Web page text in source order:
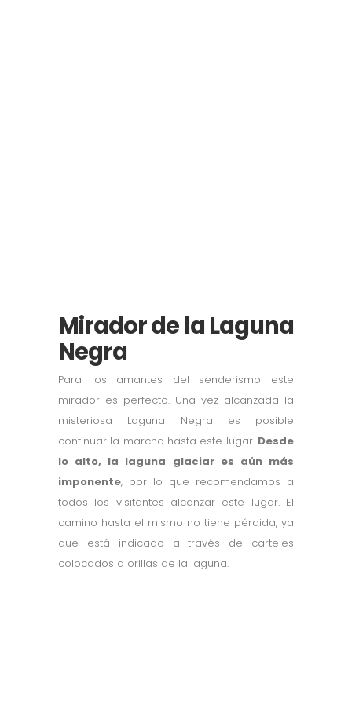
Mirador de la Laguna
Negra
Para los amantes del senderismo este
mirador es perfecto. Una vez alcanzada la
misteriosa Laguna Negra es posible
continuar la marcha hasta este lugar. Desde
lo alto, la laguna glaciar es aún más
imponente, por lo que recomendamos a
todos los visitantes alcanzar este lugar. El
camino hasta el mismo no tiene pérdida, ya
que está indicado a través de carteles
colocados a orillas de la laguna.